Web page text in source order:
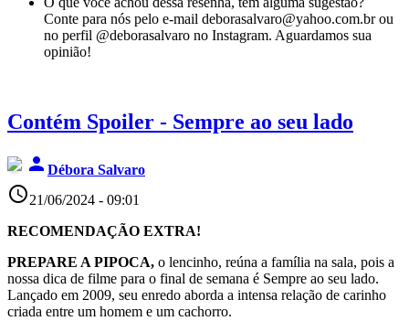
Conte para nós pelo e-mail deborasalvaro@yahoo.com.br ou
no perfil @deborasalvaro no Instagram. Aguardamos sua
opinião!
Contém Spoiler - Sempre ao seu lado
person Débora Salvaro
access_time21/06/2024 - 09:01
RECOMENDAÇÃO EXTRA!
PREPARE A PIPOCA, o lencinho, reúna a família na sala, pois a
nossa dica de filme para o final de semana é Sempre ao seu lado.
Lançado em 2009, seu enredo aborda a intensa relação de carinho
criada entre um homem e um cachorro.